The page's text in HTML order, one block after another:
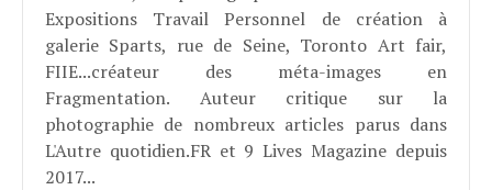
Expositions Travail Personnel de création à
galerie Sparts, rue de Seine, Toronto Art fair,
FIIE...créateur des méta-images en
Fragmentation. Auteur critique sur la
photographie de nombreux articles parus dans
L'Autre quotidien.FR et 9 Lives Magazine depuis
2017...